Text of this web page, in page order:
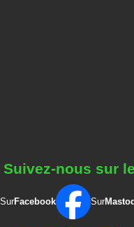
Suivez-nous sur
SurFacebook Sur